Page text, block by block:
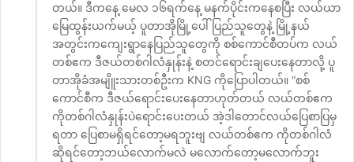
တယ်။ ဒီကနေ့ မေလ ၁၆ရက်နေ့ မနက်ပိုင်းကနေစပြီး လယ်ယာ
မြေထွန်းယက်မယ့် ပူတာအိုမြို့ပေါ်ပြည်သူတွေနဲ့ မြို့နယ်
အတွင်းကကျေးရွာနေပြည်သူတွေကို စစ်ကောင်စီတပ်က လယ်
တစ်ဧက ဒီဇယ်တစ်ဂါလံနှုန်းနဲ့ စတင်ရောင်းချပေးနေတာလို့ ပူ
တာအိုခံအမျိူးသားတစ်ဦးက KNG ကိုပြောပါတယ်။ “စစ်
ကောင်စီက ဒီဇယ်ရောင်းပေးနေတာဟုတ်တယ် လယ်တစ်ဧက
ကိုတစ်ဂါလံနှုန်းပဲရောင်းပေးတယ် အဲ့ဒါတောင်လယ်ပြေစာပြမှ
ရတာ ပြေစာမရှိရင်တော့မရဘူးဗျ လယ်တစ်ဧက ကိုတစ်ဂါလံ
ဆိုရင်တော့ဘယ်လောက်မလဲ မလောက်တော့မလောက်ဘူး